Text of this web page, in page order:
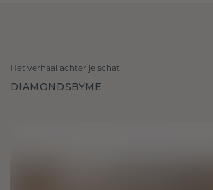
Het verhaal achter je schat
DIAMONDSBYME